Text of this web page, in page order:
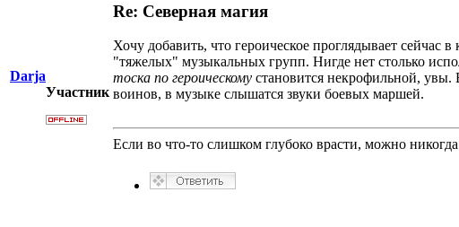
Darja
Участник
Re: Северная магия
Хочу добавить, что героическое проглядывает
"тяжелых" музыкальных групп. Нигде нет столько
тоска по героическому становится некрофильной,
воинов, в музыке слышатся звуки боевых маршей.
Если во что-то слишком глубоко врасти, можно